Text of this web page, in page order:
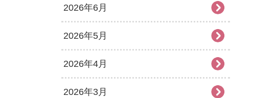
2026年6月
2026年5月
2026年4月
2026年3月